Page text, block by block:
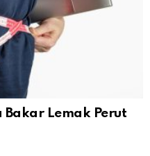
Bakar Lemak Perut